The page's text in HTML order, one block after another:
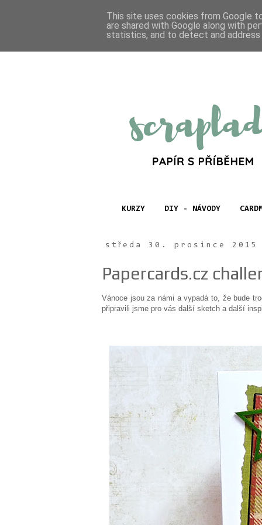
KURZY DIY - NÁVODY
středa 30. prosince 2015
Papercards.cz
Vánoce jsou za námi a vypadá to, že bude
připravili jsme pro vás další sketch a další
This site uses cookies from Google
are shared with Google along with
statistics, and to detect and address